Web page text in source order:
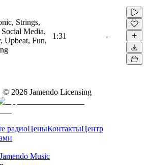
Strings,
Media,
Upbeat, Fun,
1:31 -
© 2026 Jamendo Licensing
радиоЦеныКонтактыЦентр
Jamendo Music